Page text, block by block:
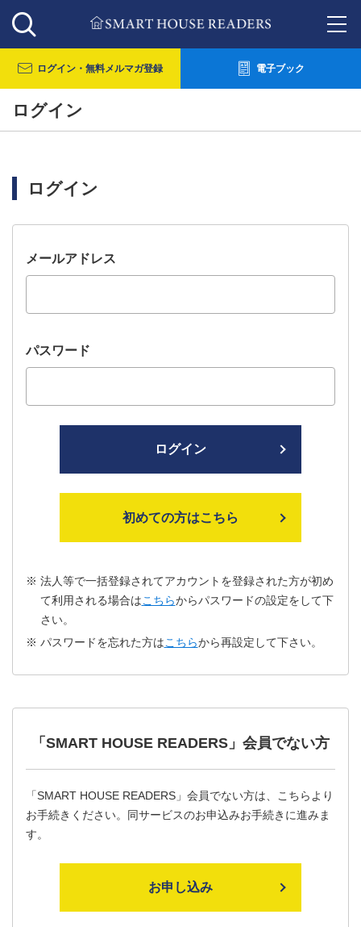
ログイン・ 無料メルマガ登録 電子ブック
ログイン
ログイン
メールアドレス
パスワード
ログイン
初めての方はこちら
法人等で一括登録されてアカウントを登録された方が初め
て利用される場合はこちらからパスワードの設定をして下
さい。
パスワードを忘れた方はこちらから再設定して下さい。
「SMART HOUSE READERS」 会員でない方
「SMART HOUSE READERS」会員でない方は、こちらより
お手続きください。同サービスのお申込みお手続きに進みま
す。
お申し込み